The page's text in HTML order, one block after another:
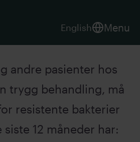
English Menu
andre pasienter hos
trygg behandling, må
resistente bakterier
12 måneder har: